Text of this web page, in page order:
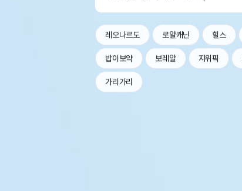
레오나르도 로얄캐닌 힐스
밥이보약 보레알 지위픽
가리가리